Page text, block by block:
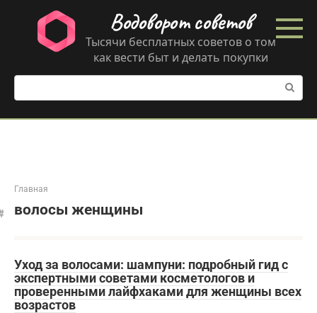
контенту
Водоворот советов
Тысячи бесплатных советов о том
как вести быт и делать покупки
Поиск:
Главная
волосы женщины
Уход за волосами: шампуни: подробный гид с
экспертными советами косметологов и
проверенными лайфхаками для женщины всех
возрастов